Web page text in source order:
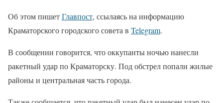
Об этом пишетГлавпост, ссылаясь на информацию
Краматорского городского совета в Telegram.
В сообщении говорится, что оккупанты ночью нанесли
ракетный удар по Краматорску. Под обстрел попали жилые
районы и центральная часть города.